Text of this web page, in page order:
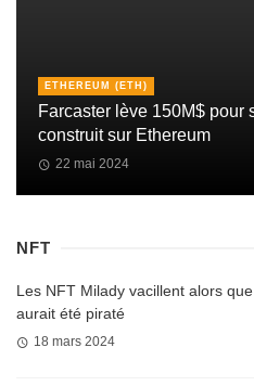
ETHEREUM (ETH)
Farcaster lève 150M$ pour
construit sur Ethereum
22 mai 2024
NFT
Les NFT Milady vacillent alors
aurait été piraté
18 mars 2024